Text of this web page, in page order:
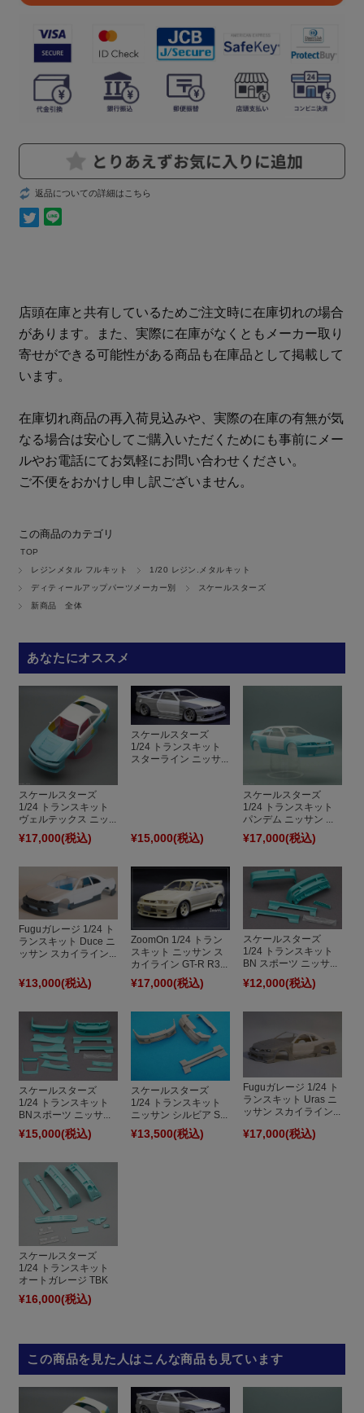
返品についての詳細はこちら
店頭在庫と共有しているためご注文時に在庫切れの場合
があります。また、実際に在庫がなくともメーカー取り
寄せができる可能性がある商品も在庫品として掲載して
います。
在庫切れ商品の再入荷見込みや、実際の在庫の有無が気
なる場合は安心してご購入いただくためにも事前にメー
ルやお電話にてお気軽にお問い合わせください。
ご不便をおかけし申し訳ございません。
この商品のカテゴリ
TOP
レジンメタル フルキット
1/20 レジン.メタルキット
ディティールアップパーツメーカー別
スケールスターズ
新商品 全体
あなたにオススメ
スケールスターズ
1/24 トランスキット
ヴェルテックス ニッ...
¥17,000(税込)
スケールスターズ
1/24 トランスキット
スターライン ニッサ...
¥15,000(税込)
スケールスターズ
1/24 トランスキット
パンデム ニッサン ...
¥17,000(税込)
Fuguガレージ 1/24 ト
ランスキット Duce ニ
ッサン スカイライン...
¥13,000(税込)
ZoomOn 1/24 トラン
スキット ニッサン ス
カイライン GT-R R3...
¥17,000(税込)
スケールスターズ
1/24 トランスキット
BN スポーツ ニッサ...
¥12,000(税込)
スケールスターズ
1/24 トランスキット
BNスポーツ ニッサ...
¥15,000(税込)
スケールスターズ
1/24 トランスキット
ニッサン シルビア S...
¥13,500(税込)
Fuguガレージ 1/24 ト
ランスキット Uras ニ
ッサン スカイライン...
¥17,000(税込)
スケールスターズ
1/24 トランスキット
オートガレージ TBK
...
¥16,000(税込)
この商品を見た人はこんな商品も見ています